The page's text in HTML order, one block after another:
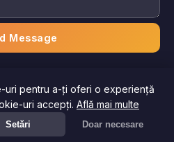
*** *** Afiseaza numarul
Message
Toate drepturile rezervate.
Termeni și condiții
preferințele
uri pentru a-ți oferi o experiență
uri accepți. Află mai multe
Setări Doar necesare